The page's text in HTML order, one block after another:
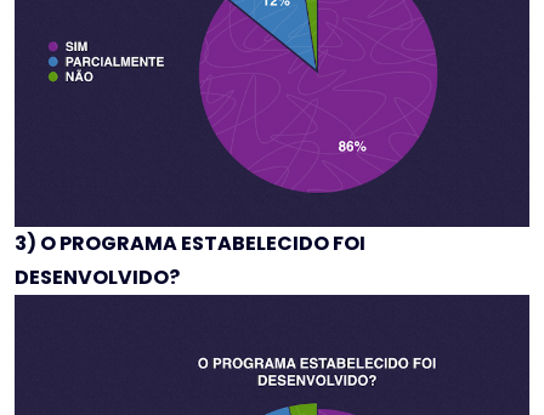
3) O PROGRAMA ESTABELECIDO FOI
DESENVOLVIDO?